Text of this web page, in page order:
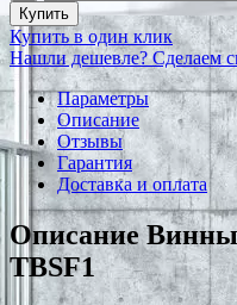
Купить
Купить в один клик
Нашли дешевле? Сделаем
Параметры
Описание
Отзывы
Гарантия
Доставка и оплата
Описание
TBSF1